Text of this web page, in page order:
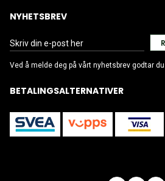
NYHETSBREV
Ved å melde deg på vårt nyhetsbrev godtar
BETALINGSALTERNATIVER